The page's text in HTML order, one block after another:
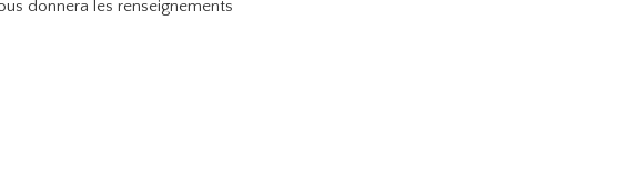
donnera les renseignements